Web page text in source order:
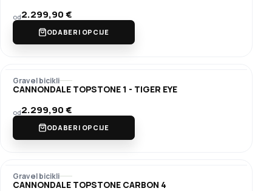
od2.299,90€
ODABERI OPCIJE
Gravel bicikli
CANNONDALE TOPSTONE 1 - TIGER EYE
od2.299,90€
ODABERI OPCIJE
Gravel bicikli
CANNONDALE TOPSTONE CARBON 4